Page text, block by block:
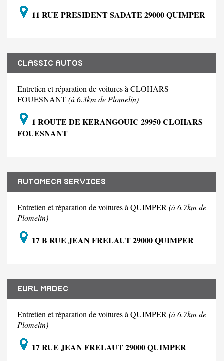
11 RUE PRESIDENT SADATE 29000 QUIMPER
CLASSIC AUTOS
Entretien et réparation de voitures à CLOHARS
FOUESNANT(à 6.3km de Plomelin)
1 ROUTE DE KERANGOUIC 29950 CLOHARS
FOUESNANT
AUTOMECA SERVICES
Entretien et réparation de voitures à QUIMPER(à 6.7km de
Plomelin)
17 B RUE JEAN FRELAUT 29000 QUIMPER
EURL MADEC
Entretien et réparation de voitures à QUIMPER(à 6.7km de
Plomelin)
17 RUE JEAN FRELAUT 29000 QUIMPER